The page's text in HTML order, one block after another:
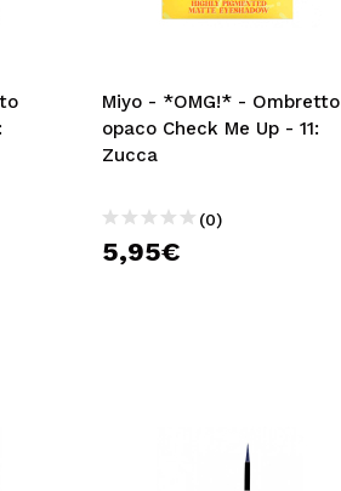
Miyo - *OMG!* - Ombretto
opaco Check Me Up - 11:
Zucca
(0)
5,95€